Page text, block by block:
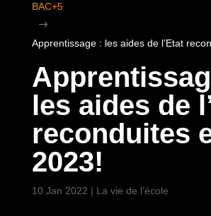
BAC+5
$
Apprentissage : les aides de l’Etat
les aides de
reconduites
2023!
10 Jan 2022 | La vie de l’école